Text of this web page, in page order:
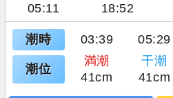
05:11 18:52
潮時 03:39 05:29
潮位
満潮 干潮
41cm
41cm